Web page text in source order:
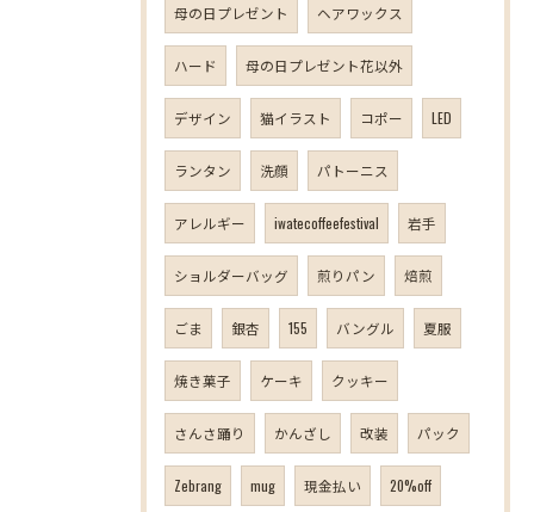
母の日プレゼント ヘアワックス
ハード 母の日プレゼント花以外
デザイン 猫イラスト コポー LED
ランタン 洗顔 パトーニス
アレルギー iwatecoffeefestival 岩手
ショルダーバッグ 煎りパン 焙煎
ごま 銀杏 155 バングル 夏服
焼き菓子 ケーキ クッキー
さんさ踊り かんざし 改装 パック
Zebrang mug 現金払い 20%off